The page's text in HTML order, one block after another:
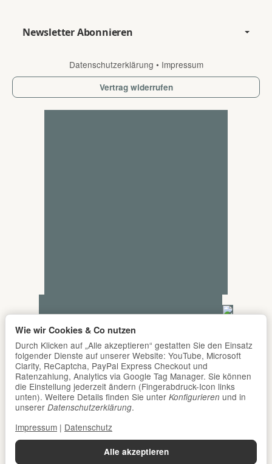
Newsletter Abonnieren
Datenschutzerklärung • Impressum
Vertrag widerrufen
Alle akzeptieren
Wie wir Cookies & Co nutzen
Durch Klicken auf „Alle akzeptieren“ gestatten Sie den Einsatz
folgender Dienste auf unserer Website: YouTube, Microsoft
Clarity, ReCaptcha, PayPal Express Checkout und
Ratenzahlung, Analytics via Google Tag Manager. Sie können
die Einstellung jederzeit ändern (Fingerabdruck-Icon links
unten). Weitere Details finden Sie unter Konfigurieren und in
unserer Datenschutzerklärung.
Impressum | Datenschutz